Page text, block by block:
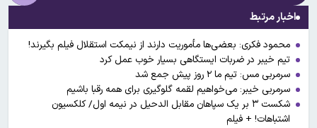
اخبار مرتبط
محمود فکری: بعضی‌ها مأموریت دارند از نیمکت استقلال فیلم بگیرند!
تیم خیبر در ضربات ایستگاهی بسیار خوب عمل کرد
سرمربی مس: تیم ما ۲ روز پیش جمع شد
سرمربی خیبر: می‌خواهیم لقمه گلوگیری برای همه رقبا باشیم
شکست ۳ بر یک سپاهان مقابل الدحیل در نیمه اول/ کلکسیون
اشتباهات! + فیلم